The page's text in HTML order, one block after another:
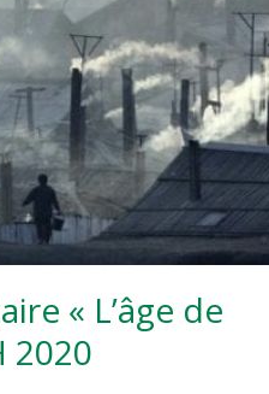
« L’âge de
2020